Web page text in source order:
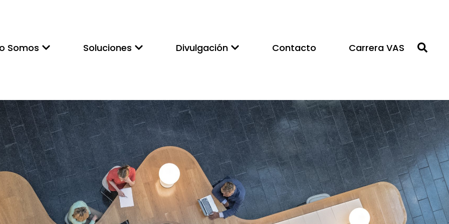
Somos Soluciones Divulgación Contacto Carrera VAS